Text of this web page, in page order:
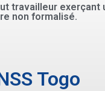
travailleur exerçant
non formalisé.
Togo